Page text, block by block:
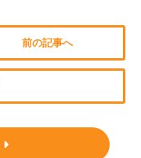
前の記事へ